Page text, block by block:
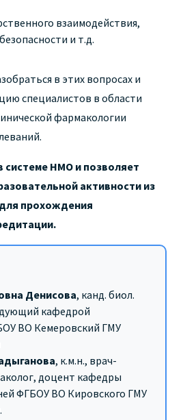
взаимодействия,
и т.д.
в этих вопросах и
специалистов в области
фармакологии
системе НМО и позволяет
активности из
прохождения
Денисова, канд. биол.
кафедрой
ВО Кемеровский ГМУ
, к.м.н., врач-
доцент кафедры
ФГБОУ ВО Кировского ГМУ